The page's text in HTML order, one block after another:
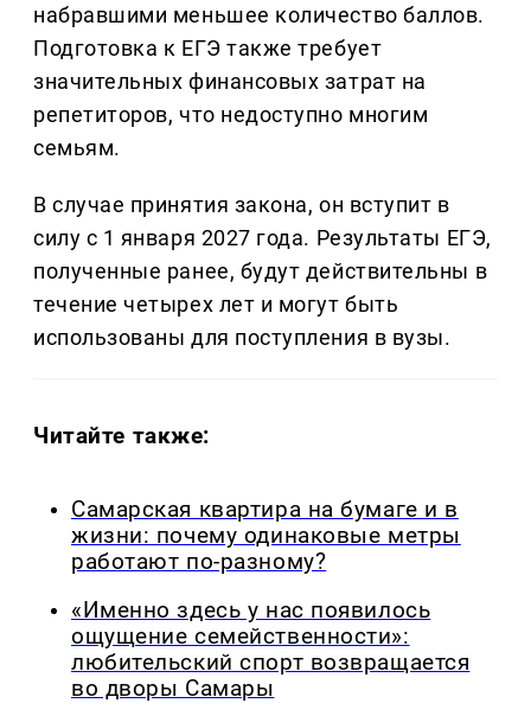
набравшими меньшее количество баллов.
Подготовка к ЕГЭ также требует
значительных финансовых затрат на
репетиторов, что недоступно многим
семьям.
В случае принятия закона, он вступит в
силу с 1 января 2027 года. Результаты ЕГЭ,
полученные ранее, будут действительны в
течение четырех лет и могут быть
использованы для поступления в вузы.
Читайте также:
Самарская квартира на бумаге и в
жизни: почему одинаковые метры
работают по-разному?
«Именно здесь у нас появилось
ощущение семейственности»:
любительский спорт возвращается
во дворы Самары